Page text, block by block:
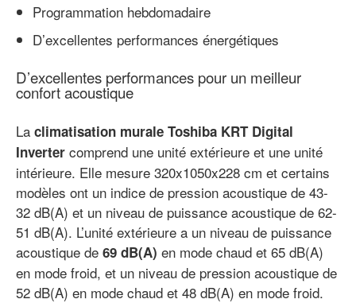
Programmation hebdomadaire
D’excellentes performances énergétiques
D’excellentes performances pour un meilleur
confort acoustique
La climatisation murale Toshiba KRT Digital
Inverter comprend une unité extérieure et une unité
intérieure. Elle mesure 320x1050x228 cm et certains
modèles ont un indice de pression acoustique de 43-
32 dB(A) et un niveau de puissance acoustique de 62-
51 dB(A). L’unité extérieure a un niveau de puissance
acoustique de 69 dB(A) en mode chaud et 65 dB(A)
en mode froid, et un niveau de pression acoustique de
52 dB(A) en mode chaud et 48 dB(A) en mode froid.